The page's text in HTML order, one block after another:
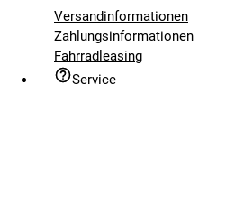
Versandinformationen
Zahlungsinformationen
Fahrradleasing
Service